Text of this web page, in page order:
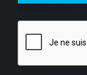
ReCaptcha